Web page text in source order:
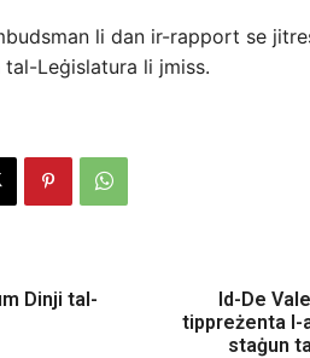
li dan ir-rapport se
Leġislatura li jmiss.
Dinji tal-
Id-De
tippreżenta l-
staġun